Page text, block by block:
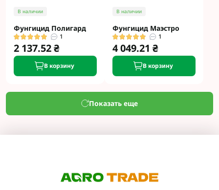
В наличии
Фунгицид Полигард
1
2 137.52 ₴
В корзину
В наличии
Фунгицид Маэстро
1
4 049.21 ₴
В корзину
Показать еще